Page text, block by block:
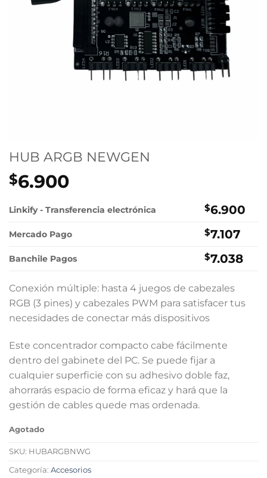
HUB ARGB NEWGEN
$6.900
Linkify - Transferencia electrónica $6.900
Mercado Pago $7.107
Banchile Pagos $7.038
Conexión múltiple: hasta 4 juegos de cabezales
RGB (3 pines) y cabezales PWM para satisfacer tus
necesidades de conectar más dispositivos
Este concentrador compacto cabe fácilmente
dentro del gabinete del PC. Se puede fijar a
cualquier superficie con su adhesivo doble faz,
ahorrarás espacio de forma eficaz y hará que la
gestión de cables quede mas ordenada.
Agotado
SKU: HUBARGBNWG
Categoría: Accesorios